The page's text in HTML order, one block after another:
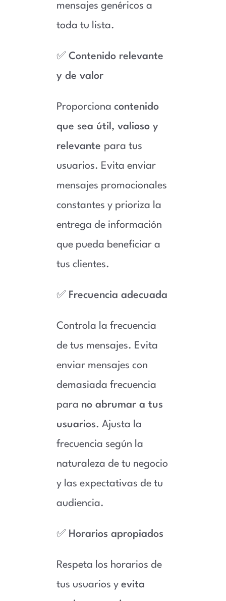
mensajes genéricos a
toda tu lista.
✅ Contenido relevante
y de valor
Proporciona contenido
que sea útil, valioso y
relevante para tus
usuarios. Evita enviar
mensajes promocionales
constantes y prioriza la
entrega de información
que pueda beneficiar a
tus clientes.
✅ Frecuencia adecuada
Controla la frecuencia
de tus mensajes. Evita
enviar mensajes con
demasiada frecuencia
para no abrumar a tus
usuarios. Ajusta la
frecuencia según la
naturaleza de tu negocio
y las expectativas de tu
audiencia.
✅ Horarios apropiados
Respeta los horarios de
tus usuarios y evita